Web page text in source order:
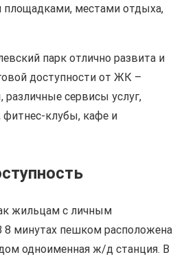
местами отдыха,
парк отлично развита и
доступности от ЖК –
сервисы услуг,
клубы, кафе и
жильцам с личным
8 минутах пешком расположена
одноименная ж/д станция. В